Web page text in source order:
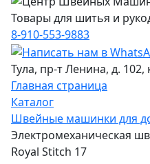
Товары для шитья и
8-910-553-9883
Тула, пр-т Ленина, д. 102,
Главная страница
Каталог
Швейные машинки для
Электромеханическая
Royal Stitch 17